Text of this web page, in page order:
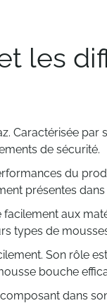
les
Caractérisée
de sécurité.
du
présentes
aux
types de
Son rôle
bouche
dans